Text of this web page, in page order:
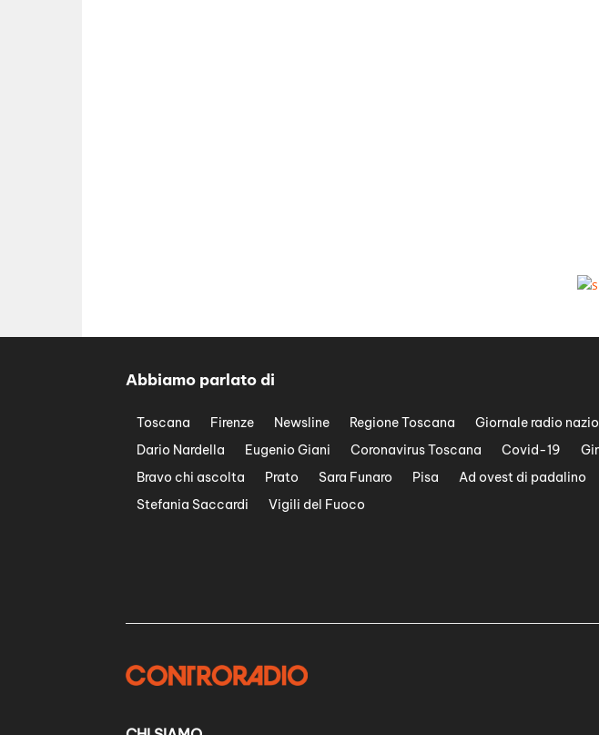
Abbiamo parlato di
Toscana Firenze Newsline Regione Toscana Giornale radio
Dario Nardella
Eugenio Giani Coronavirus Toscana Covid-19
Bravo chi ascolta
Prato Sara Funaro Pisa Ad ovest di padalino
Stefania Saccardi
Vigili del Fuoco